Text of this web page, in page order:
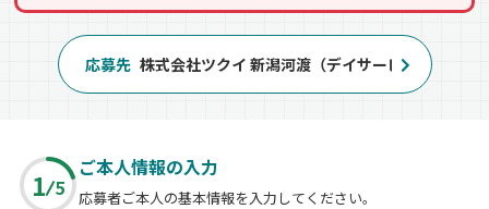
応募先 株式会社ツクイ 新潟河渡（デイサービス）
1 5
ご本人情報の入力
応募者ご本人の基本情報を入力してください。